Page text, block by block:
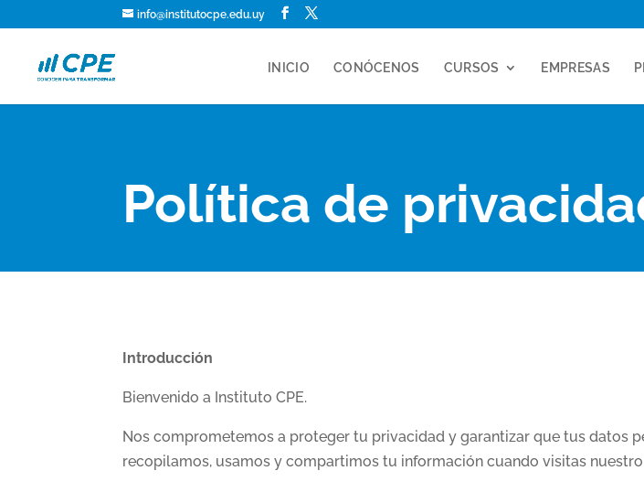
info@institutocpe.edu.uy
INICIO CONÓCENOS CURSOS EMPRESAS
Política de
Introducción
Bienvenido a Instituto CPE.
Nos comprometemos a proteger tu privacidad y garantizar que tus datos
recopilamos, usamos y compartimos tu información cuando visitas